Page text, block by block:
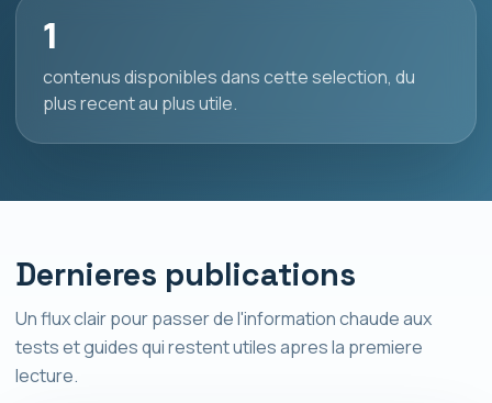
1
contenus disponibles dans cette selection, du
plus recent au plus utile.
Dernieres publications
Un flux clair pour passer de l'information chaude aux
tests et guides qui restent utiles apres la premiere
lecture.